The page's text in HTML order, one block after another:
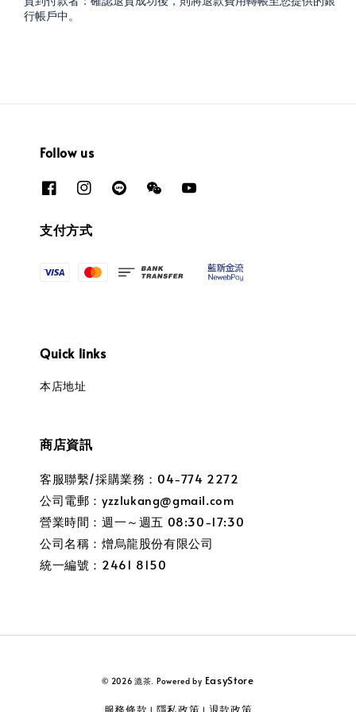
行帳戶中。
Follow us
支付方式
Quick links
本店地址
商店資訊
客服聯繫/採購業務：04-774 2272
公司電郵：yzzlukang@gmail.com
營業時間：週一～週五 08:30-17:30
公司名稱：熷烏龍股份有限公司
統一編號：2461 8150
© 2026 漉茶. Powered by EasyStore